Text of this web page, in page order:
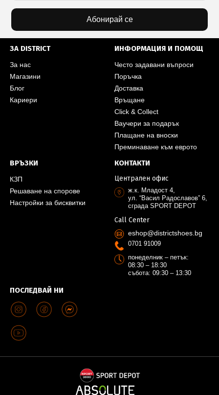
Абонирай се
ЗА DISTRICT
За нас
Магазини
Блог
Кариери
ИНФОРМАЦИЯ И ПОМОЩ
Често задавани въпроси
Поръчка
Доставка
Връщане
Click & Collect
Ваучери за подарък
Плащане на вноски
Преминаване към еврото
ВРЪЗКИ
КЗП
Решаване на спорове
Настройки за бисквитки
ПОСЛЕДВАЙ НИ
КОНТАКТИ
Централен офис
ж.к. Младост 4,
ул. “Васил Радославов” 6,
сграда SPORT DEPOT
Call Center
eshop@districtshoes.bg
0701 91009
понеделник – петък:
08:30 – 18:30
събота: 09:30 – 13:30